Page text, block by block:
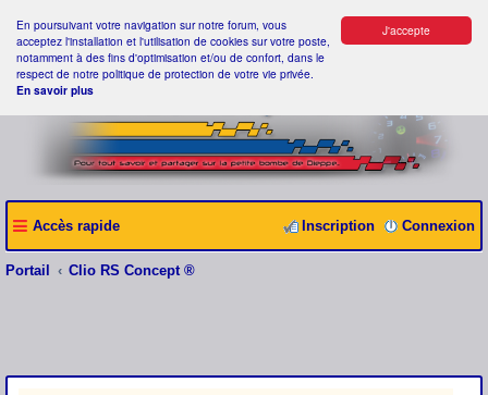
J'accepte
En poursuivant votre navigation sur notre forum, vous
acceptez l'installation et l'utilisation de cookies sur votre poste,
notamment à des fins d'optimisation et/ou de confort, dans le
respect de notre politique de protection de votre vie privée.
En savoir plus
Accès rapide Connexion
Inscription
Portail Clio RS Concept ®